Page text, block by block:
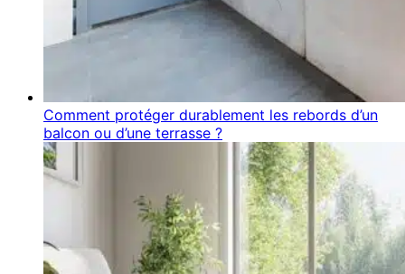
Comment protéger durablement les rebords d’un
balcon ou d’une terrasse ?